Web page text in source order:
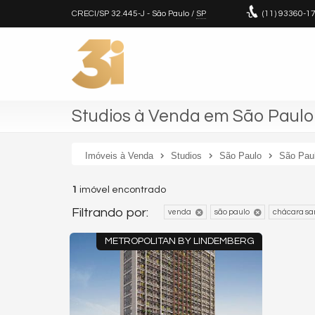
CRECI/SP 32.445-J - São Paulo / SP (11) 93360-
Studios à Venda em São
Imóveis à Venda Studios São Paulo São
1 imóvel encontrado
Filtrando por: venda são paulo chácara
METROPOLITAN BY LINDEMBERG